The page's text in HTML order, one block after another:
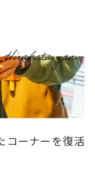
コーナーを復活